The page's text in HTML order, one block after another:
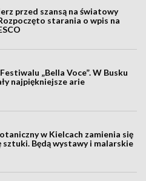
przed szansą na światowy
starania o wpis na
„Bella Voce”. W Busku
najpiękniejsze arie
w Kielcach zamienia się
sztuki. Będą wystawy i malarskie